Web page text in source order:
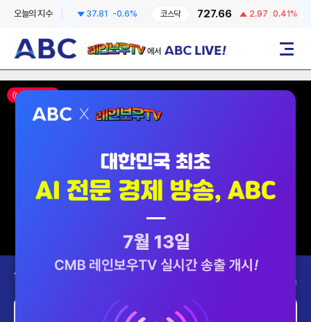
오늘의 지수
6258.57 37.81 -0.6% 코스닥 727.66 2.97 0.41%
레인보우TV에서 ABC LIVE! 메뉴
ON AIR
Today’s Program 2026-08-09 (일)
ABC 개국 특집 다큐멘터리 잿빛 기